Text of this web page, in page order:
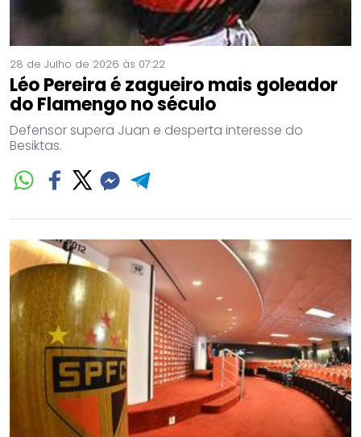
28 de Julho de 2026 às 07:22
Léo Pereira é zagueiro mais goleador
do Flamengo no século
Defensor supera Juan e desperta interesse do
Besiktas.